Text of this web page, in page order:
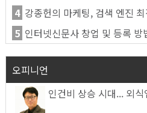
4 강종헌의 마케팅, 검색 엔진 최적화
5 인터넷신문사 창업 및 등록 방
오피니언
인건비 상승 시대... 외